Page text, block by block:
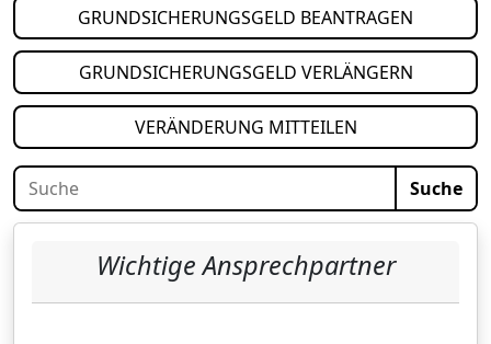
GRUNDSICHERUNGSGELD BEANTRAGEN
GRUNDSICHERUNGSGELD VERLÄNGERN(öffnet in
VERÄNDERUNG MITTEILEN(öffnet in
Suche Suche
Wichtige Ansprechpartner